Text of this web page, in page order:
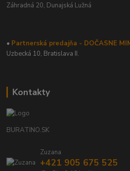
Záhradná 20, Dunajská Lužná
• Partnerská predajňa - DOČASNE
Uzbecká 10, Bratislava II.
Kontakty
BURATINO.SK
Zuzana
+421 905 675 525